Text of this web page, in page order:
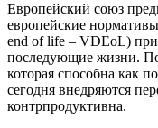
Европейский союз
европейские
end of life – VDEoL)
последующие жизни. По
которая способна как
сегодня внедряются
контрпродуктивна.